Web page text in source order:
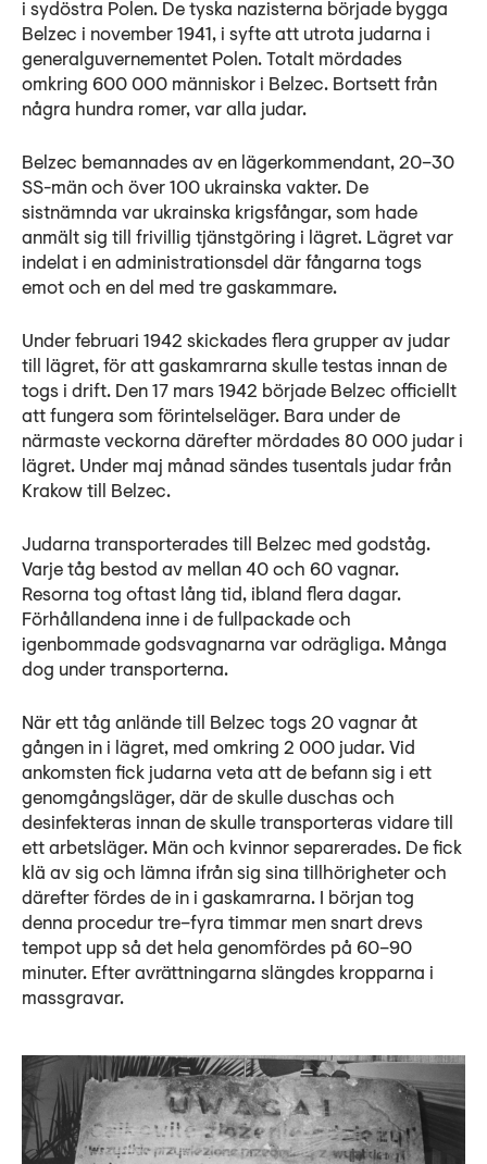
i sydöstra Polen. De tyska nazisterna började bygga
Belzec i november 1941, i syfte att utrota judarna i
generalguvernementet Polen. Totalt mördades
omkring 600 000 människor i Belzec. Bortsett från
några hundra romer, var alla judar.
Belzec bemannades av en lägerkommendant, 20–30
SS-män och över 100 ukrainska vakter. De
sistnämnda var ukrainska krigsfångar, som hade
anmält sig till frivillig tjänstgöring i lägret. Lägret var
indelat i en administrationsdel där fångarna togs
emot och en del med tre gaskammare.
Under februari 1942 skickades flera grupper av judar
till lägret, för att gaskamrarna skulle testas innan de
togs i drift. Den 17 mars 1942 började Belzec officiellt
att fungera som förintelseläger. Bara under de
närmaste veckorna därefter mördades 80 000 judar i
lägret. Under maj månad sändes tusentals judar från
Krakow till Belzec.
Judarna transporterades till Belzec med godståg.
Varje tåg bestod av mellan 40 och 60 vagnar.
Resorna tog oftast lång tid, ibland flera dagar.
Förhållandena inne i de fullpackade och
igenbommade godsvagnarna var odrägliga. Många
dog under transporterna.
När ett tåg anlände till Belzec togs 20 vagnar åt
gången in i lägret, med omkring 2 000 judar. Vid
ankomsten fick judarna veta att de befann sig i ett
genomgångsläger, där de skulle duschas och
desinfekteras innan de skulle transporteras vidare till
ett arbetsläger. Män och kvinnor separerades. De fick
klä av sig och lämna ifrån sig sina tillhörigheter och
därefter fördes de in i gaskamrarna. I början tog
denna procedur tre–fyra timmar men snart drevs
tempot upp så det hela genomfördes på 60–90
minuter. Efter avrättningarna slängdes kropparna i
massgravar.